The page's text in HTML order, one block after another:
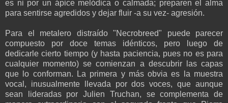
es ni por un ápice melódica o calmada; preparen el alma
para sentirse agredidos y dejar fluir -a su vez- agresión.
Para el metalero distraído "Necrobreed" puede parecer
compuesto por doce temas idénticos, pero luego de
dedicarle cierto tiempo (y hasta paciencia, pues no es para
cualquier momento) se comienzan a descubrir las capas
que lo conforman. La primera y más obvia es la muestra
vocal, inusualmente llevada por dos voces, que aunque
sean lideradas por Julien Truchan, se complementa de